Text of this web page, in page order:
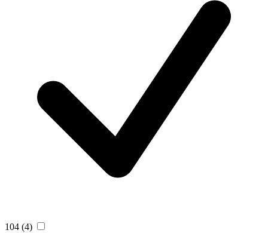
104 (4)